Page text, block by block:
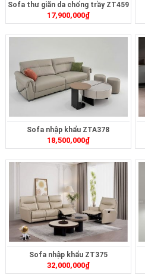
Sofa thư giãn da chống trầy ZT459
17,900,000₫
Sofa nhập khẩu ZTA378
18,500,000₫
Sofa nhập khẩu ZT375
32,000,000₫